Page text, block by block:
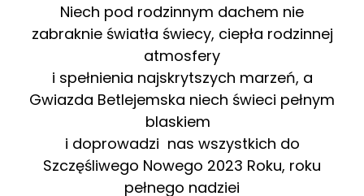
Niech pod rodzinnym dachem nie
zabraknie światła świecy, ciepła rodzinnej
atmosfery
i spełnienia najskrytszych marzeń, a
Gwiazda Betlejemska niech świeci pełnym
blaskiem
i doprowadzi nas wszystkich do
Szczęśliwego Nowego 2023 Roku, roku
pełnego nadziei